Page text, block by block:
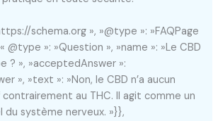
schema.org », »@type »: »FAQPage
@type »: »Question », »name »: »Le CBD
? », »acceptedAnswer »:
», »text »: »Non, le CBD n’a aucun
au THC. Il agit comme un
du système nerveux. »}},